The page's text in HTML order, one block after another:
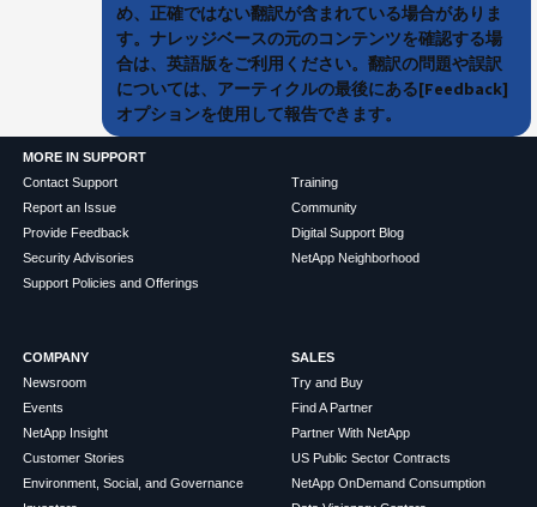
め、正確ではない翻訳が含まれている場合がありま
す。ナレッジベースの元のコンテンツを確認する場
合は、英語版をご利用ください。翻訳の問題や誤訳
については、アーティクルの最後にある[Feedback]
オプションを使用して報告できます。
MORE IN SUPPORT
Contact Support
Report an Issue
Provide Feedback
Security Advisories
Support Policies and Offerings
Training
Community
Digital Support Blog
NetApp Neighborhood
COMPANY
Newsroom
Events
NetApp Insight
Customer Stories
Environment, Social, and Governance
SALES
Try and Buy
Find A Partner
Partner With NetApp
US Public Sector Contracts
NetApp OnDemand Consumption